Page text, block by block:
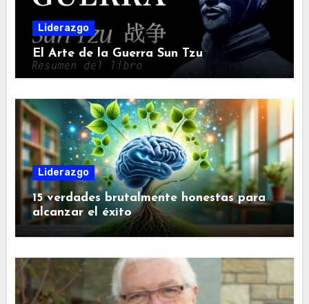
Liderazgo
El Arte de la Guerra Sun Tzu
Liderazgo
15 verdades brutalmente honestas para
alcanzar el éxito